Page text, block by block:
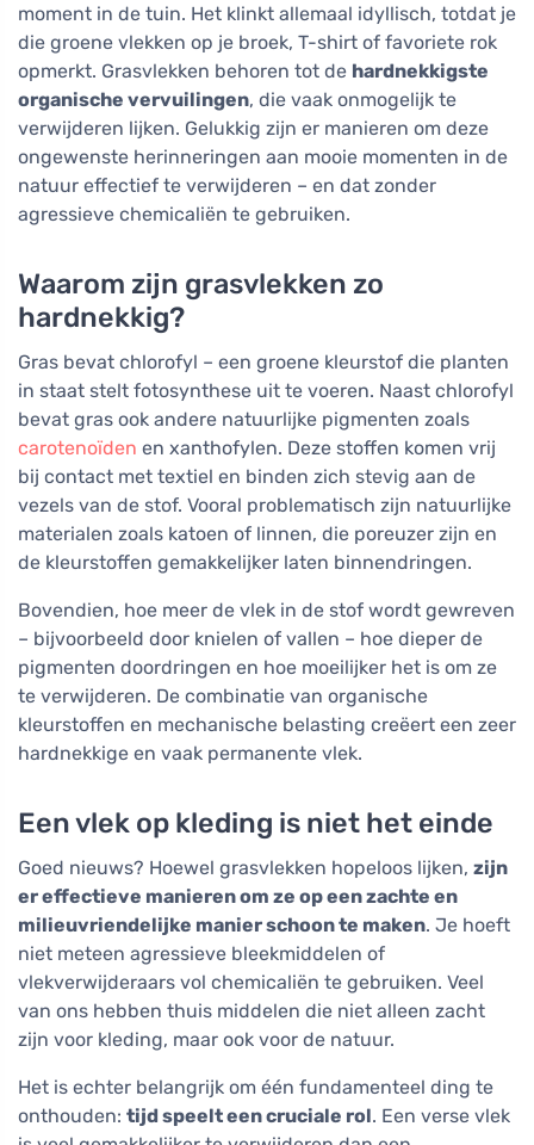
moment in de tuin. Het klinkt allemaal idyllisch, totdat je
die groene vlekken op je broek, T-shirt of favoriete rok
opmerkt. Grasvlekken behoren tot de hardnekkigste
organische vervuilingen, die vaak onmogelijk te
verwijderen lijken. Gelukkig zijn er manieren om deze
ongewenste herinneringen aan mooie momenten in de
natuur effectief te verwijderen – en dat zonder
agressieve chemicaliën te gebruiken.
Waarom zijn grasvlekken zo
hardnekkig?
Gras bevat chlorofyl – een groene kleurstof die planten
in staat stelt fotosynthese uit te voeren. Naast chlorofyl
bevat gras ook andere natuurlijke pigmenten zoals
carotenoïden en xanthofylen. Deze stoffen komen vrij
bij contact met textiel en binden zich stevig aan de
vezels van de stof. Vooral problematisch zijn natuurlijke
materialen zoals katoen of linnen, die poreuzer zijn en
de kleurstoffen gemakkelijker laten binnendringen.
Bovendien, hoe meer de vlek in de stof wordt gewreven
– bijvoorbeeld door knielen of vallen – hoe dieper de
pigmenten doordringen en hoe moeilijker het is om ze
te verwijderen. De combinatie van organische
kleurstoffen en mechanische belasting creëert een zeer
hardnekkige en vaak permanente vlek.
Een vlek op kleding is niet het einde
Goed nieuws? Hoewel grasvlekken hopeloos lijken, zijn
er effectieve manieren om ze op een zachte en
milieuvriendelijke manier schoon te maken. Je hoeft
niet meteen agressieve bleekmiddelen of
vlekverwijderaars vol chemicaliën te gebruiken. Veel
van ons hebben thuis middelen die niet alleen zacht
zijn voor kleding, maar ook voor de natuur.
Het is echter belangrijk om één fundamenteel ding te
onthouden: tijd speelt een cruciale rol. Een verse vlek